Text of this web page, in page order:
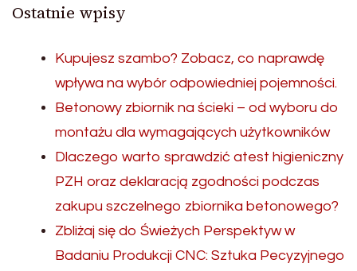
Ostatnie wpisy
Kupujesz szambo? Zobacz, co naprawdę
wpływa na wybór odpowiedniej pojemności.
Betonowy zbiornik na ścieki – od wyboru do
montażu dla wymagających użytkowników
Dlaczego warto sprawdzić atest higieniczny
PZH oraz deklaracją zgodności podczas
zakupu szczelnego zbiornika betonowego?
Zbliżaj się do Świeżych Perspektyw w
Badaniu Produkcji CNC: Sztuka Pecyzyjnego